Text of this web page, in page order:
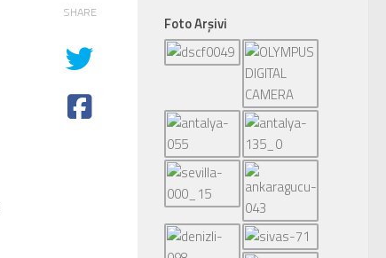
SHARE
Foto Arşivi